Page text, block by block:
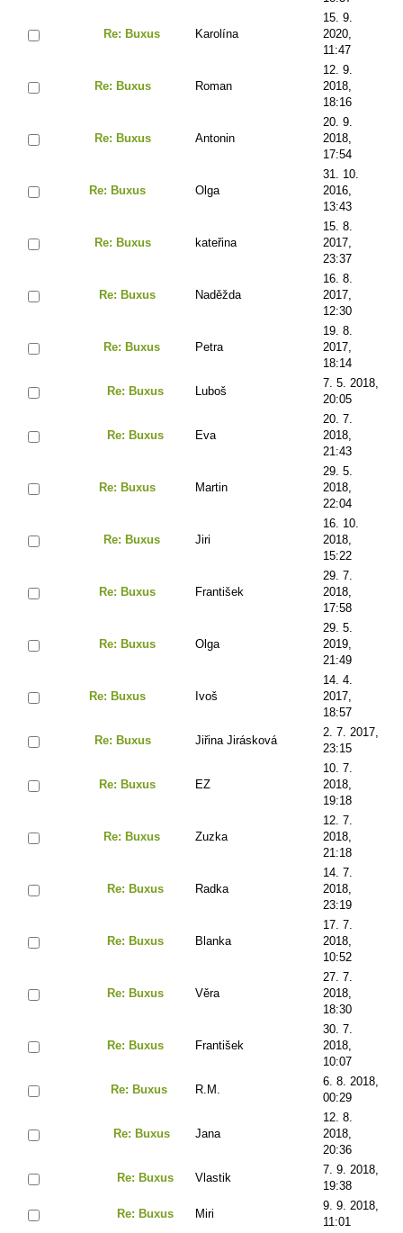
Re: Buxus Karolína
15. 9.
2020,
11:47
Re: Buxus Roman
12. 9.
2018,
18:16
Re: Buxus Antonin
20. 9.
2018,
17:54
Re: Buxus Olga
31. 10.
2016,
13:43
Re: Buxus kateřina
15. 8.
2017,
23:37
Re: Buxus Naděžda
16. 8.
2017,
12:30
Re: Buxus Petra
19. 8.
2017,
18:14
Re: Buxus Luboš
7. 5. 2018,
20:05
Re: Buxus Eva
20. 7.
2018,
21:43
Re: Buxus Martin
29. 5.
2018,
22:04
Re: Buxus Jiri
16. 10.
2018,
15:22
Re: Buxus František
29. 7.
2018,
17:58
Re: Buxus Olga
29. 5.
2019,
21:49
Re: Buxus Ivoš
14. 4.
2017,
18:57
Re: Buxus Jiřina Jirásková
2. 7. 2017,
23:15
Re: Buxus EZ
10. 7.
2018,
19:18
Re: Buxus Zuzka
12. 7.
2018,
21:18
Re: Buxus Radka
14. 7.
2018,
23:19
Re: Buxus Blanka
17. 7.
2018,
10:52
Re: Buxus Věra
27. 7.
2018,
18:30
Re: Buxus František
30. 7.
2018,
10:07
Re: Buxus R.M.
6. 8. 2018,
00:29
Re: Buxus Jana
12. 8.
2018,
20:36
Re: Buxus Vlastik
7. 9. 2018,
19:38
Re: Buxus Miri
9. 9. 2018,
11:01